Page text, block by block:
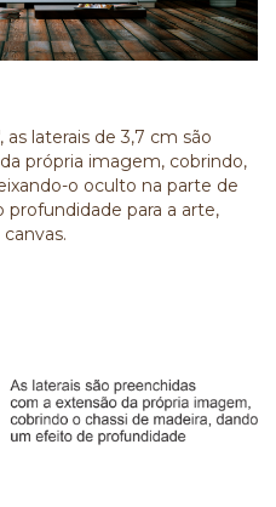
laterais de 3,7 cm são
própria imagem, cobrindo,
o oculto na parte de
para a arte,